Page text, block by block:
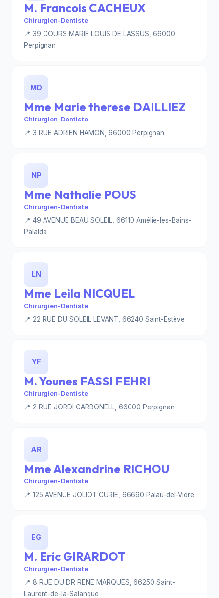
M. Francois CACHEUX
Chirurgien-Dentiste
📍 39 COURS MARIE LOUIS DE LASSUS, 66000
Perpignan
MD
Mme Marie therese DAILLIEZ
Chirurgien-Dentiste
📍 3 RUE ADRIEN HAMON, 66000 Perpignan
NP
Mme Nathalie POUS
Chirurgien-Dentiste
📍 49 AVENUE BEAU SOLEIL, 66110 Amélie-les-Bains-
Palalda
LN
Mme Leila NICQUEL
Chirurgien-Dentiste
📍 22 RUE DU SOLEIL LEVANT, 66240 Saint-Estève
YF
M. Younes FASSI FEHRI
Chirurgien-Dentiste
📍 2 RUE JORDI CARBONELL, 66000 Perpignan
AR
Mme Alexandrine RICHOU
Chirurgien-Dentiste
📍 125 AVENUE JOLIOT CURIE, 66690 Palau-del-Vidre
EG
M. Eric GIRARDOT
Chirurgien-Dentiste
📍 8 RUE DU DR RENE MARQUES, 66250 Saint-
Laurent-de-la-Salanque